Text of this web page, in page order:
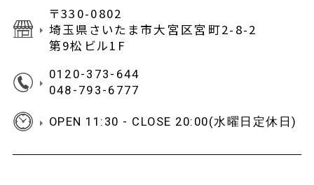
〒330-0802
埼玉県さいたま市大宮区宮町2-8-2
第9松ビル1F
0120-373-644
048-793-6777
OPEN 11:30 - CLOSE 20:00(水曜日定休日)